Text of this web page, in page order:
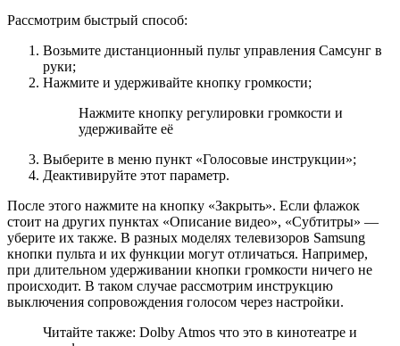
Рассмотрим быстрый способ:
Возьмите дистанционный пульт управления Самсунг в
руки;
Нажмите и удерживайте кнопку громкости;
Нажмите кнопку регулировки громкости и
удерживайте её
Выберите в меню пункт «Голосовые инструкции»;
Деактивируйте этот параметр.
После этого нажмите на кнопку «Закрыть». Если флажок
стоит на других пунктах «Описание видео», «Субтитры» —
уберите их также. В разных моделях телевизоров Samsung
кнопки пульта и их функции могут отличаться. Например,
при длительном удерживании кнопки громкости ничего не
происходит. В таком случае рассмотрим инструкцию
выключения сопровождения голосом через настройки.
Читайте также: Dolby Atmos что это в кинотеатре и